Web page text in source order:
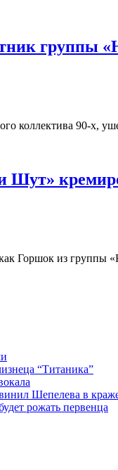
группы
коллектива 90-х,
Шут»
Горшок из
“Титаника”
Шепелева в
рожать первенца